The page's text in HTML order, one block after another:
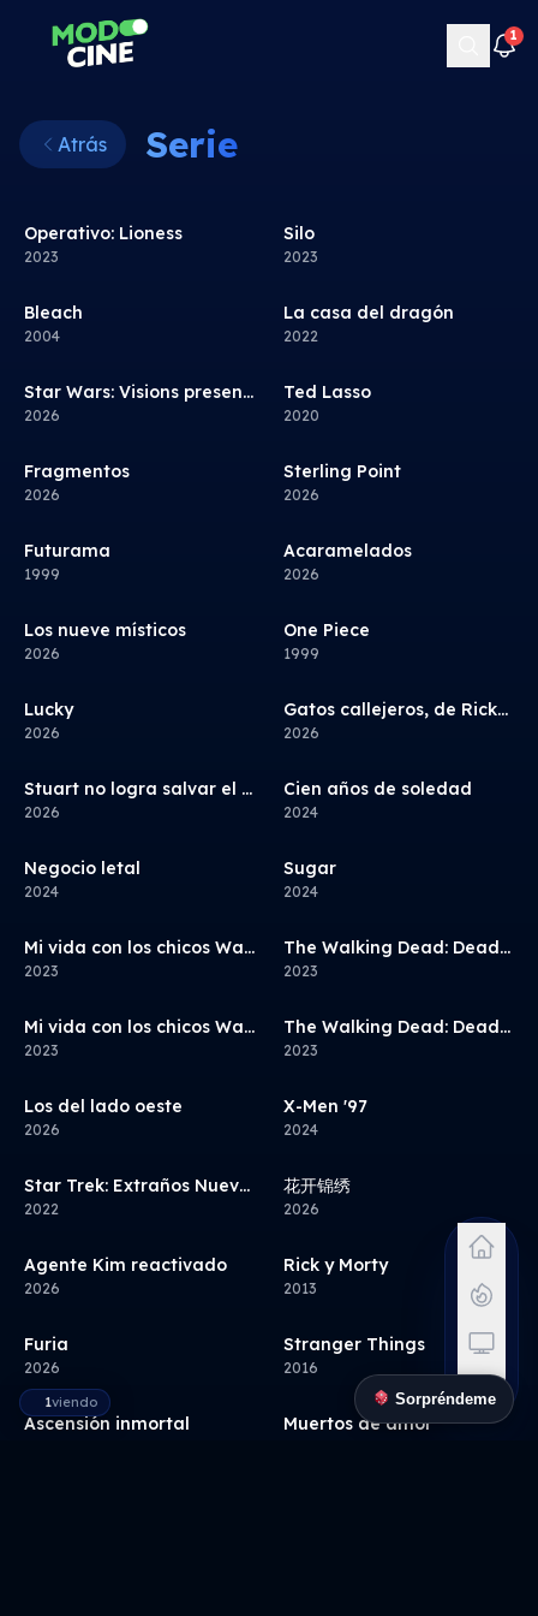
1
Atrás Serie
8.0
Operativo: Lioness
2023
8.2
Silo
2023
8.4
Bleach
2004
8.4
La casa del dragón
2022
7.2 Serie Star Wars: Visions presenta - La Jedi número 9
2026
8.3
Ted Lasso
2020
7.6
Fragmentos
2026
7.4
Sterling Point
2026
8.4
Futurama
1999
6.9
Acaramelados
2026
6.2
Los nueve místicos
2026
8.8
One Piece
1999
7.4
Lucky
2026
6.9 Serie Gatos callejeros, de Ricky Gervais
2026
9.2 Serie Stuart no logra salvar el Universo
2026
7.9 Serie
Cien años de soledad
2024
8.4
Negocio letal
2024
7.2
Sugar
2024
7.8 Serie Mi vida con los chicos Walter
2023
7.9 Serie The Walking Dead: Dead City
2023
7.8 Serie Mi vida con los chicos Walter
2023
7.9 Serie The Walking Dead: Dead City
2023
6.7
Los del lado oeste
2026
8.7
X-Men '97
2024
7.9 Serie Star Trek: Extraños Nuevos Mundos
2022
N/A
花开锦绣
2026
8.1 Serie
Agente Kim reactivado
2026
8.7
Rick y Morty
2013
6.6
Furia
2026
8.6 Serie
Stranger Things
2016
8.4
Ascensión inmortal 7.9 Serie
Muertos de amor
1viendo Sorpréndeme